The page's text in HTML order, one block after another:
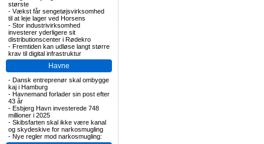
største
- Vækst får sengetøjsvirksomhed
til at leje lager ved Horsens
- Stor industrivirksomhed
investerer yderligere sit
distributionscenter i Rødekro
- Fremtiden kan udløse langt større
krav til digital infrastruktur
Havne
- Dansk entreprenør skal ombygge
kaj i Hamburg
- Havnemand forlader sin post efter
43 år
- Esbjerg Havn investerede 748
millioner i 2025
- Skibsfarten skal ikke være kanal
og skydeskive for narkosmugling
- Nye regler mod narkosmugling: